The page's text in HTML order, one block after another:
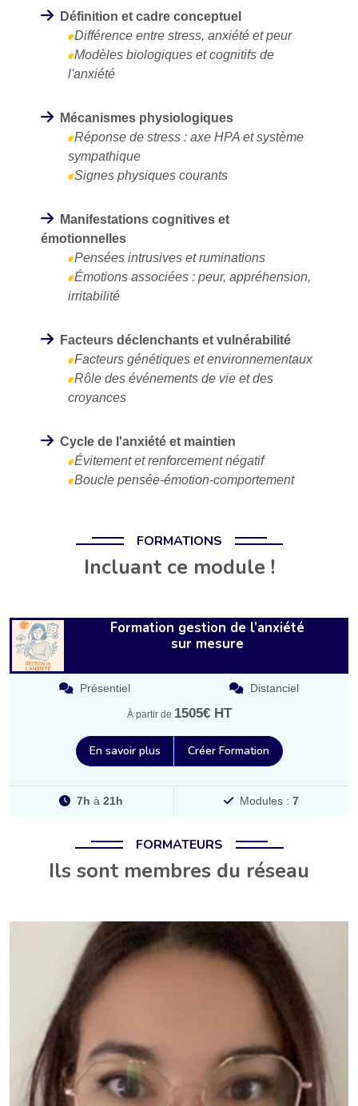
Définition et cadre conceptuel
Différence entre stress, anxiété et peur
Modèles biologiques et cognitifs de
l'anxiété
Mécanismes physiologiques
Réponse de stress : axe HPA et système
sympathique
Signes physiques courants
Manifestations cognitives et
émotionnelles
Pensées intrusives et ruminations
Émotions associées : peur, appréhension,
irritabilité
Facteurs déclenchants et vulnérabilité
Facteurs génétiques et environnementaux
Rôle des événements de vie et des
croyances
Cycle de l'anxiété et maintien
Évitement et renforcement négatif
Boucle pensée-émotion-comportement
FORMATIONS
Incluant ce module !
Formation gestion de l’anxiété
sur mesure
Présentiel Distanciel
À partir de 1505€ HT
En savoir plus Créer Formation
7h à21h Modules : 7
FORMATEURS
Ils sont membres du réseau